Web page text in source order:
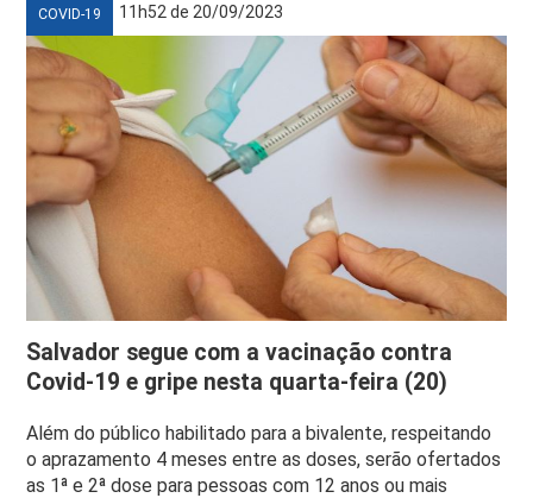
COVID-19 11h52 de 20/09/2023
Salvador segue com a vacinação contra
Covid-19 e gripe nesta quarta-feira (20)
Além do público habilitado para a bivalente, respeitando
o aprazamento 4 meses entre as doses, serão ofertados
as 1ª e 2ª dose para pessoas com 12 anos ou mais